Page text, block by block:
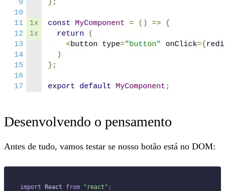
Desenvolvendo o pensamento
Antes de tudo, vamos testar se nosso botão está no DOM:
import React from "react" ;